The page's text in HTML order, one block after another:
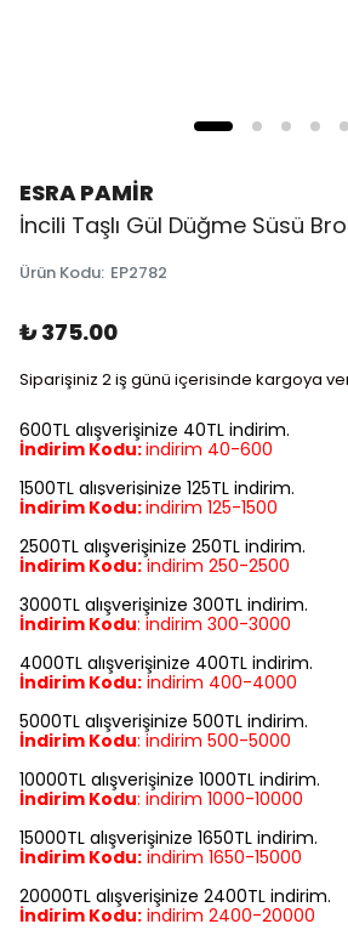
ESRA PAMİR
İncili Taşlı Gül Düğme Süsü
Ürün Kodu: EP2782
₺ 375.00
Siparişiniz 2 iş günü içerisinde kargoya
600TL alışverişinize 40TL indirim.
İndirim Kodu:indirim 40-600
1500TL alışverişinize 125TL indirim.
İndirim Kodu:indirim 125-1500
2500TL alışverişinize 250TL indirim.
İndirim Kodu: indirim 250-2500
3000TL alışverişinize 300TL indirim.
İndirim Kodu: indirim 300-3000
4000TL alışverişinize 400TL indirim.
İndirim Kodu: indirim 400-4000
5000TL alışverişinize 500TL indirim.
İndirim Kodu: indirim 500-5000
10000TL alışverişinize 1000TL indirim.
İndirim Kodu: indirim 1000-10000
15000TL alışverişinize 1650TL indirim.
İndirim Kodu: indirim 1650-15000
20000TL alışverişinize 2400TL indirim.
İndirim Kodu: indirim 2400-20000